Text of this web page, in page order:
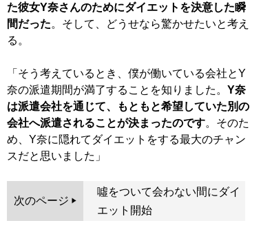
た彼女Y奈さんのためにダイエットを決意した瞬
間だった。そして、どうせなら驚かせたいと考え
る。
「そう考えているとき、僕が働いている会社とY
奈の派遣期間が満了することを知りました。 Y奈
は派遣会社を通じて、もともと希望していた別の
会社へ派遣されることが決まったのです。そのた
め、Y奈に隠れてダイエットをする最大のチャン
スだと思いました」
次のページ
噓をついて会わない間にダイ
エット開始